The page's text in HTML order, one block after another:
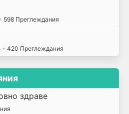
598 Преглеждания
• 420 Преглеждания
здраве